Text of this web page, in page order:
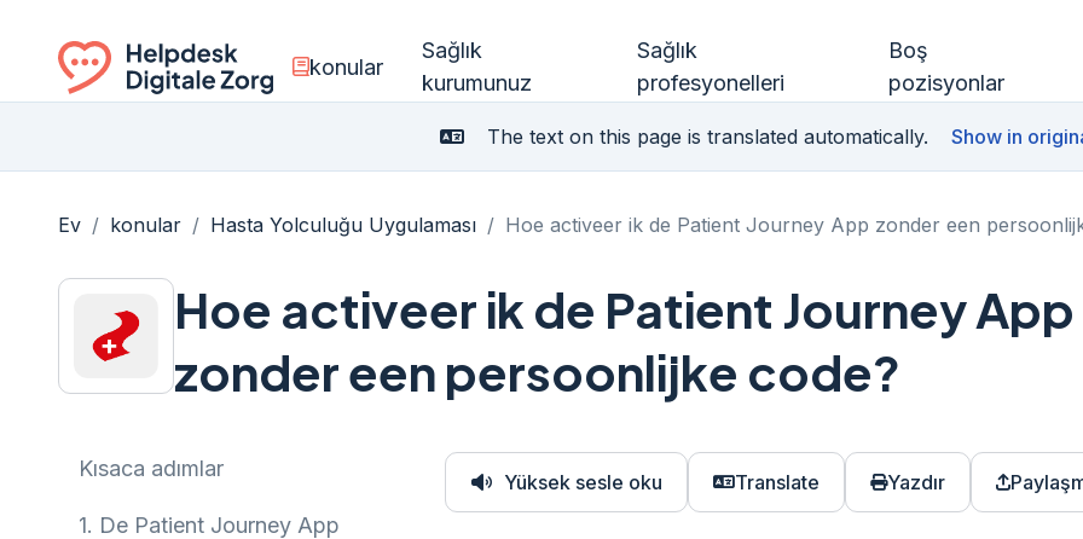
Ga naar de homepagina
konular
Sağlık
kurumunuz
Sağlık
profesyonelleri
Boş
pozisyonlar
The text on this page is translated automatically. Show in
Ev / konular / Hasta Yolculuğu Uygulaması / Hoe activeer ik de Patient Journey App zonder een
Hoe activeer ik de Patient Journey App
zonder een persoonlijke code?
Kısaca adımlar
1. De Patient Journey App
Yüksek sesle oku Translate Yazdır